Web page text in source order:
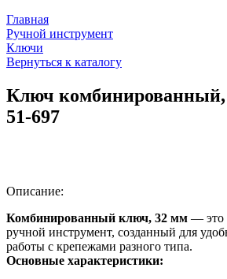
Главная
Ручной инструмент
Ключи
Вернуться к каталогу
Ключ
51-697
Описание:
Комбинированный ключ, 32 мм — это
ручной инструмент, созданный для
работы с крепежами разного типа.
Основные характеристики: